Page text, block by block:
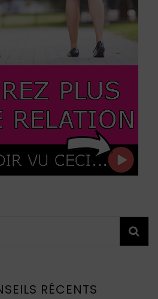
RÉCENTS